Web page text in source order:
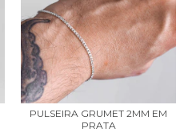
PULSEIRA GRUMET 2MM EM
PRATA